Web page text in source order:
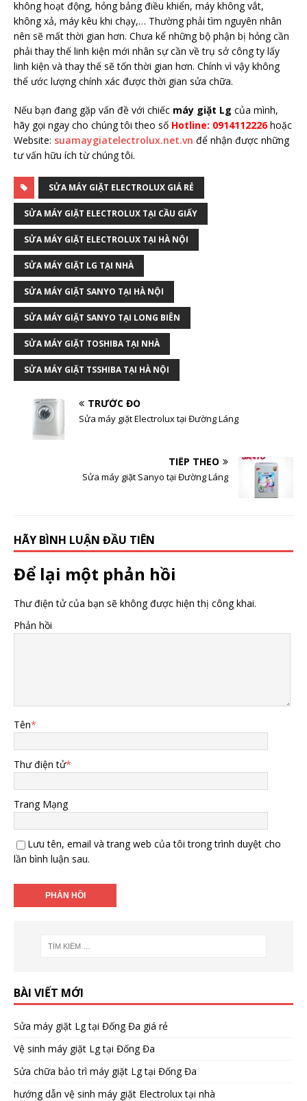
không hoạt động, hỏng bảng điều khiển, máy không vắt,
không xả, máy kêu khi chạy,… Thường phải tìm nguyên nhân
nên sẽ mất thời gian hơn. Chưa kể những bộ phận bị hỏng cần
phải thay thế linh kiện mới nhân sự cần về trụ sở công ty lấy
linh kiện và thay thế sẽ tốn thời gian hơn. Chính vì vậy không
thể ước lượng chính xác được thời gian sửa chữa.
Nếu bạn đang gặp vấn đề với chiếc máy giặt Lg của mình,
hãy gọi ngay cho chúng tôi theo số Hotline: 0914112226hoặc
Website: suamaygiatelectrolux.net.vn để nhận được những
tư vấn hữu ích từ chúng tôi.
SỬA MÁY GIẶT ELECTROLUX GIÁ RẺ
SỬA MÁY GIẶT ELECTROLUX TẠI CẦU GIẤY
SỬA MÁY GIẶT ELECTROLUX TẠI HÀ NỘI
SỬA MÁY GIẶT LG TẠI NHÀ
SỬA MÁY GIẶT SANYO TẠI HÀ NỘI
SỬA MÁY GIẶT SANYO TẠI LONG BIÊN
SỬA MÁY GIẶT TOSHIBA TẠI NHÀ
SỬA MÁY GIẶT TSSHIBA TẠI HÀ NỘI
TRƯỚC ĐÓ
Sửa máy giặt Electrolux tại Đường Láng
TIẾP THEO
Sửa máy giặt Sanyo tại Đường Láng
HÃY BÌNH LUẬN ĐẦU TIÊN
Để lại một phản hồi
Thư điện tử của bạn sẽ không được hiện thị công khai.
Phản hồi
Tên*
Thư điện tử*
Trang Mạng
Lưu tên, email và trang web của tôi trong trình duyệt cho
lần bình luận sau.
BÀI VIẾT MỚI
Sửa máy giặt Lg tại Đống Đa giá rẻ
Vệ sinh máy giặt Lg tại Đống Đa
Sửa chữa bảo trì máy giặt Lg tại Đống Đa
hướng dẫn vệ sinh máy giặt Electrolux tại nhà